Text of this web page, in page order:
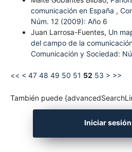
comunicación en España ,
Núm. 12 (2009): Año 6
Juan Larrosa-Fuentes, Un
del campo de la
Comunicación y Sociedad:
<< < 47 48 49 50 51 52 53 > >>
También puede
Iniciar sesión